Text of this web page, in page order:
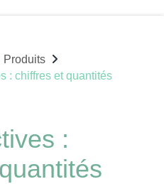
Produits
: chiffres et quantités
: